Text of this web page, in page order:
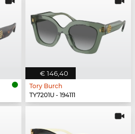
€ 146,40
Tory Burch
TY7201U - 194111